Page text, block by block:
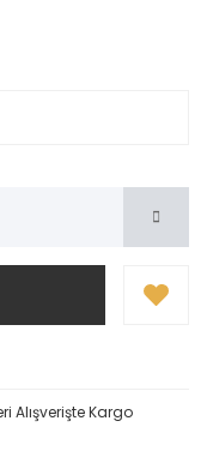
Alışverişte Kargo